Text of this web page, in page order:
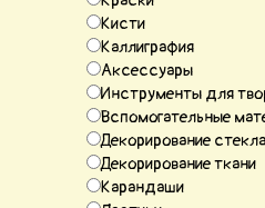
Кисти
Каллиграфия
Аксессуары
Инструменты для
Вспомогательные
Декорирование
Декорирование ткани
Карандаши